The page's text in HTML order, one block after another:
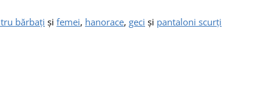
bărbați și femei, hanorace, geci și pantaloni scurți